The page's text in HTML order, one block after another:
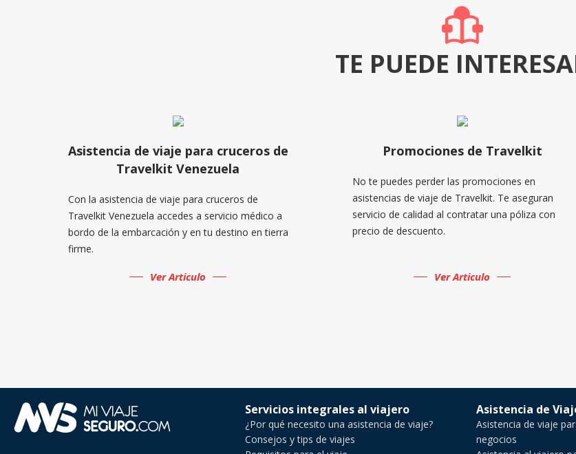
TE PUEDE
Asistencia de viaje para cruceros de
Travelkit Venezuela
Con la asistencia de viaje para cruceros de
Travelkit Venezuela accedes a servicio médico a
bordo de la embarcación y en tu destino en tierra
firme.
Ver Articulo
Promociones de Travelkit
No te puedes perder las promociones en
asistencias de viaje de Travelkit. Te aseguran
servicio de calidad al contratar una póliza con
precio de descuento.
Ver Articulo
Servicios integrales al viajero
¿Por qué necesito una asistencia de viaje?
Consejos y tips de viajes
Asistencia de
Asistencia de viaje
negocios